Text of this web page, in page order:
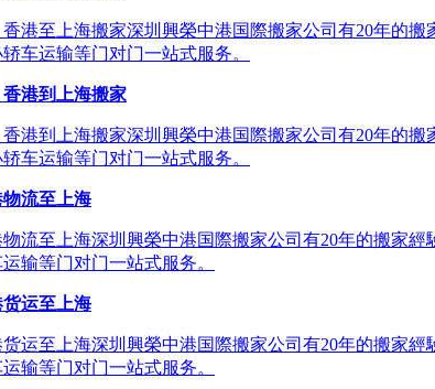
港至上海搬家深圳興榮中港国際搬家公司有20年的
车运输等门对门一站式服务。
港到上海搬家
港到上海搬家深圳興榮中港国際搬家公司有20年的
车运输等门对门一站式服务。
流至上海
流至上海深圳興榮中港国際搬家公司有20年的搬家
输等门对门一站式服务。
运至上海
运至上海深圳興榮中港国際搬家公司有20年的搬家
输等门对门一站式服务。